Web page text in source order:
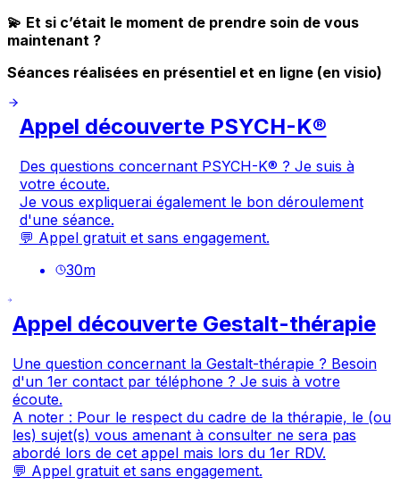
💫 Et si c’était le moment de prendre soin de vous
maintenant ?
Séances réalisées en présentiel et en ligne (en visio)
Appel découverte PSYCH-K®
Des questions concernant PSYCH-K® ? Je suis à
votre écoute.
Je vous expliquerai également le bon déroulement
d'une séance.
💬 Appel gratuit et sans engagement.
30m
Appel découverte Gestalt-thérapie
Une question concernant la Gestalt-thérapie ? Besoin
d'un 1er contact par téléphone ? Je suis à votre
écoute.
A noter : Pour le respect du cadre de la thérapie, le (ou
les) sujet(s) vous amenant à consulter ne sera pas
abordé lors de cet appel mais lors du 1er RDV.
💬 Appel gratuit et sans engagement.